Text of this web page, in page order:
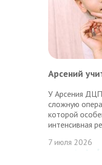
Арсений
У Арсения
сложную
которой
интенсивная
7 июля 2026